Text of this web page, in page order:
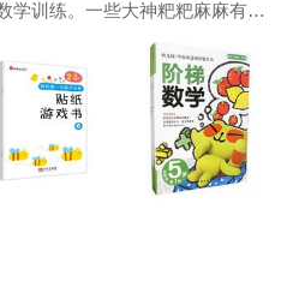
学训练。一些大神粑粑麻麻有很
的关于数学的书，有 好玩的数学